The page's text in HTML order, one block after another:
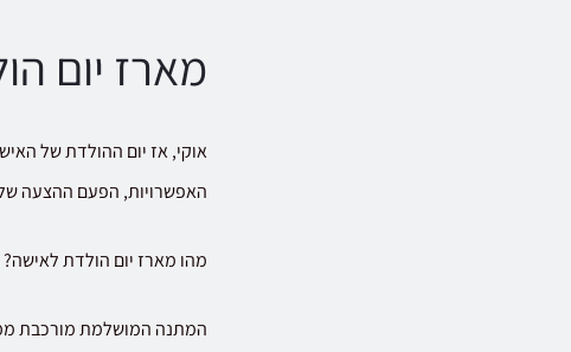
מארז יום
אוקי, אז יום ההולדת של
האפשרויות, הפעם ההצעה
מהו מארז יום הולדת לאישה?
המתנה המושלמת מורכבת